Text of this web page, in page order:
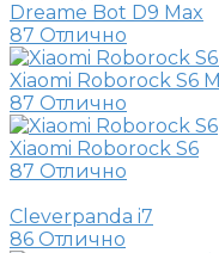
Dreame Bot D9 Max
87 Отлично
Xiaomi Roborock S6
87 Отлично
Xiaomi Roborock S6
87 Отлично
Cleverpanda i7
86 Отлично